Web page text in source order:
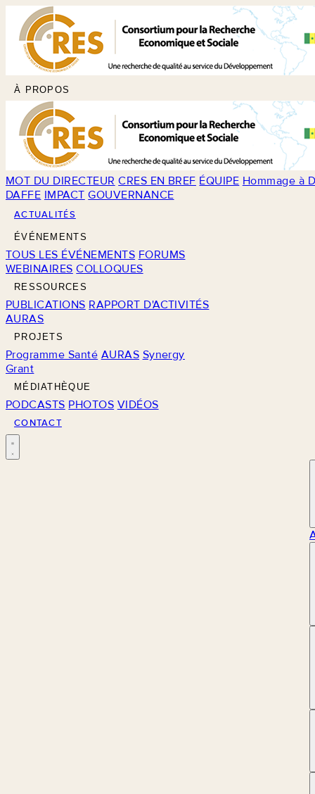
À PROPOS
MOT DU DIRECTEUR CRES EN BREF ÉQUIPE Hommage à
DAFFE IMPACT GOUVERNANCE
ACTUALITÉS
ÉVÉNEMENTS
TOUS LES ÉVÉNEMENTS FORUMS
WEBINAIRES COLLOQUES
RESSOURCES
PUBLICATIONS RAPPORT D'ACTIVITÉS
AURAS
PROJETS
Programme Santé AURAS Synergy
Grant
MÉDIATHÈQUE
PODCASTS PHOTOS VIDÉOS
CONTACT